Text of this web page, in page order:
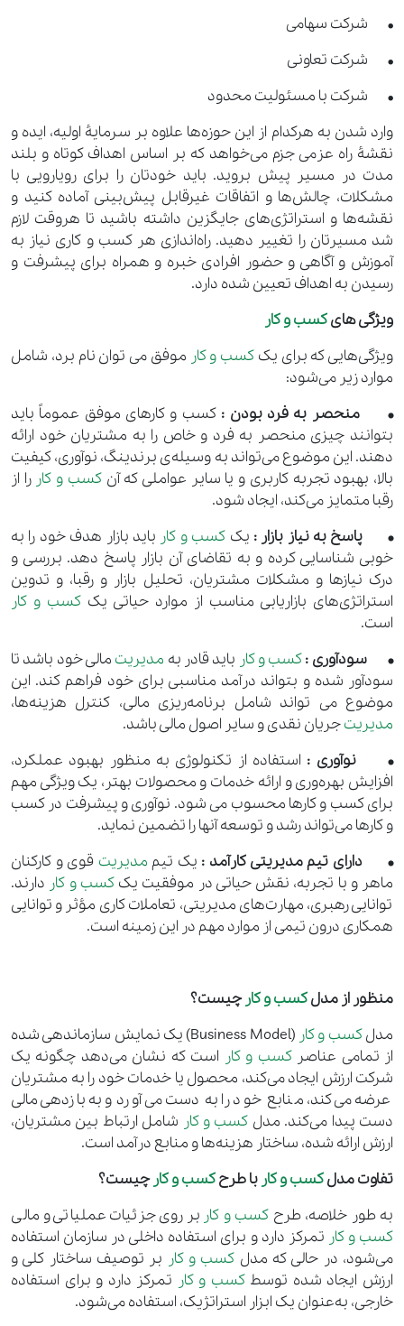
• شرکت سهامی
• شرکت تعاونی
• شرکت با مسئولیت محدود
وارد شدن به هرکدام از این حوزه‌ها علاوه بر سرمایۀ اولیه، ایده و
نقشۀ راه عزمی جزم می‌خواهد که بر اساس اهداف کوتاه و بلند
مدت در مسیر پیش بروید. باید خودتان را برای رویارویی با
مشکلات، چالش‌ها و اتفاقات غیرقابل پیش‌بینی آماده کنید و
نقشه‌ها و استراتژی‌های جایگزین داشته باشید تا هروقت لازم
شد مسیرتان را تغییر دهید. راه‌اندازی هر کسب ‌و‌ کاری نیاز به
آموزش و آگاهی و حضور افرادی خبره و همراه برای پیشرفت و
رسیدن به اهداف تعیین شده دارد.
ویژگی هایکسب و کار
ویژگی‌هایی که برای یک کسب و کار موفق می توان نام برد، شامل
موارد زیر می‌شود:
• منحصر به فرد بودن :کسب و کارهای موفق عموماً باید
بتوانند چیزی منحصر به فرد و خاص را به مشتریان خود ارائه
دهند. این موضوع می‌تواند به وسیله‌ی برندینگ، نوآوری، کیفیت
بالا، بهبود تجربه کاربری و یا سایر عواملی که آنکسب و کار را از
رقبا متمایز می‌کند، ایجاد شود.
• پاسخ به نیاز بازار : یک کسب و کار باید بازار هدف خود را به
خوبی شناسایی کرده و به تقاضای آن بازار پاسخ دهد. بررسی و
درک نیازها و مشکلات مشتریان، تحلیل بازار و رقبا، و تدوین
استراتژی‌های بازاریابی مناسب از موارد حیاتی یک کسب و کار
است.
• سودآوری :کسب و کار باید قادر به مدیریت مالی خود باشد تا
سودآور شده و بتواند درآمد مناسبی برای خود فراهم کند. این
موضوع می تواند شامل برنامه‌ریزی مالی، کنترل هزینه‌ها،
مدیریتجریان نقدی و سایر اصول مالی باشد.
• نوآوری : استفاده از تکنولوژی به منظور بهبود عملکرد،
افزایش بهره‌وری و ارائه خدمات و محصولات بهتر، یک ویژگی مهم
برای کسب و کارها محسوب می شود. نوآوری و پیشرفت در کسب
و کارها می‌تواند رشد و توسعه آنها را تضمین نماید.
• دارای تیم مدیریتی کارآمد : یک تیم مدیریت قوی و کارکنان
ماهر و با تجربه، نقش حیاتی در موفقیت یککسب و کار دارند.
توانایی رهبری، مهارت‌های مدیریتی، تعاملات کاری مؤثر و توانایی
همکاری درون تیمی از موارد مهم در این زمینه است.
منظور از مدلکسب و کار چیست؟
مدلکسب و کار
(Business Model) یک نمایش سازماندهی شده
از تمامی عناصرکسب و کار است که نشان می‌دهد چگونه یک
شرکت ارزش ایجاد می‌کند، محصول یا خدمات خود را به مشتریان
عرضه می‌کند، منابع خود را به دست می‌آورد و به بازدهی مالی
دست پیدا می‌کند. مدل کسب و کار شامل ارتباط بین مشتریان،
ارزش ارائه شده، ساختار هزینه‌ها و منابع درآمد است.
تفاوت مدلکسب و کار با طرحکسب و کار چیست؟
به طور خلاصه، طرح کسب و کار بر روی جزئیات عملیاتی و مالی
کسب و کار تمرکز دارد و برای استفاده داخلی در سازمان استفاده
می‌شود، در حالی که مدل کسب و کار بر توصیف ساختار کلی و
ارزش ایجاد شده توسطکسب و کار تمرکز دارد و برای استفاده
خارجی، به‌عنوان یک ابزار استراتژیک، استفاده می‌شود.